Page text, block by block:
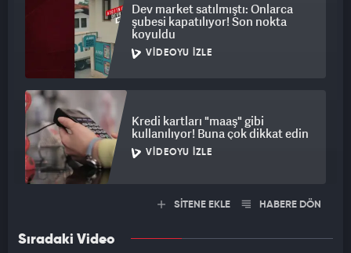
Dev market satılmıştı: Onlarca
şubesi kapatılıyor! Son nokta
koyuldu
VIDEOYU İZLE
Kredi kartları "maaş" gibi
kullanılıyor! Buna çok dikkat edin
VIDEOYU İZLE
SİTENE EKLE HABERE DÖN
Sıradaki Video